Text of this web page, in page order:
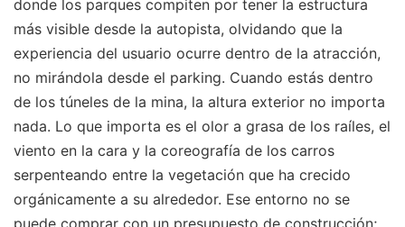
donde los parques compiten por tener la estructura
más visible desde la autopista, olvidando que la
experiencia del usuario ocurre dentro de la atracción,
no mirándola desde el parking. Cuando estás dentro
de los túneles de la mina, la altura exterior no importa
nada. Lo que importa es el olor a grasa de los raíles, el
viento en la cara y la coreografía de los carros
serpenteando entre la vegetación que ha crecido
orgánicamente a su alrededor. Ese entorno no se
puede comprar con un presupuesto de construcción;